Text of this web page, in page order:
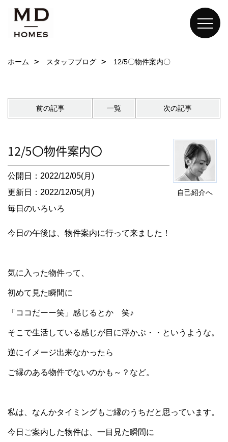
ホーム スタッフブログ 12/5〇物件案内〇
前の記事 一覧 次の記事
自己紹介へ
12/5〇物件案内〇
公開日：2022/12/05(月)
更新日：2022/12/05(月)
毎日のいろいろ
今日の午後は、物件案内に行って来ました！
気に入った物件って、
初めて見た瞬間に
「ココだーー笑」感じるとか 笑♪
そこで生活している感じが目に浮かぶ・・というような。
逆にイメージ出来なかったら
ご縁のある物件でないのかも～？など。
私は、なんかタイミングもご縁のうちだと思っています。
今日ご案内した物件は、一目見た瞬間に